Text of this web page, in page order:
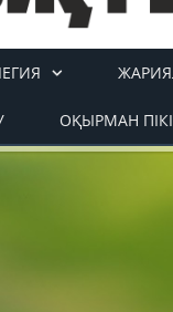
ОҚЫРМАН